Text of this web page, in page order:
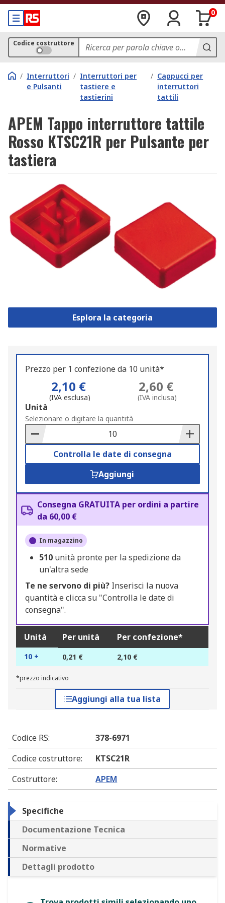
0
Codice costruttore
/ Interruttori
e Pulsanti
/ Interruttori per
tastiere e
tastierini
/ Cappucci per
interruttori
tattili
APEM Tappo interruttore tattile
Rosso KTSC21R per Pulsante per
tastiera
Esplora la categoria
Prezzo per 1 confezione da 10 unità*
2,10 €
(IVA esclusa)
2,60 €
(IVA inclusa)
Add
to
Basket
Unità
Selezionare o digitare la quantità
Controlla le date di consegna
Aggiungi
Consegna GRATUITA per ordini a partire
da 60,00 €
In magazzino
510 unità pronte per la spedizione da
un'altra sede
Te ne servono di più? Inserisci la nuova
quantità e clicca su "Controlla le date di
consegna".
Unità Per unità Per confezione*
10 + 0,21 € 2,10 €
*prezzo indicativo
Aggiungi alla tua lista
Codice RS:
378-6971
Codice costruttore:
KTSC21R
Costruttore: APEM
Specifiche
Documentazione Tecnica
Normative
Dettagli prodotto